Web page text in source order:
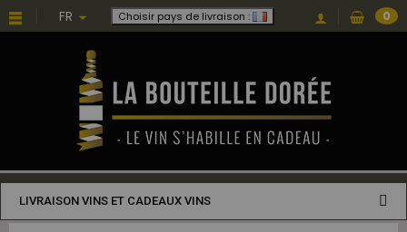
FR Choisir pays de livraison : 0
LIVRAISON VINS ET CADEAUX VINS
Choisissez une valeur...